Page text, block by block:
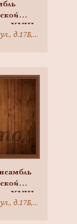
XVIII-
Москва, Преображенский Вал ул., д.17Б, стр.2
XVIII-
Москва, Преображенский Вал ул., д.17Б, стр.3